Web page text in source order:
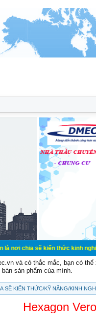
kiến thức kinh nghiệm
và có thắc mắc, bạn có
bán sản phẩm của mình.
SẼ KIẾN THỨC/KỸ NĂNG/KINH
Hexagon